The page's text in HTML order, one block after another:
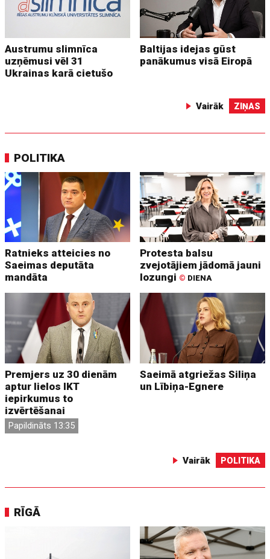
Austrumu slimnīca
uzņēmusi vēl 31
Ukrainas karā cietušo
Baltijas idejas gūst
panākumus visā Eiropā
Vairāk ZIŅAS
POLITIKA
Ratnieks atteicies no
Saeimas deputāta
mandāta
Protesta balsu
zvejotājiem jādomā jauni
lozungi © DIENA
Premjers uz 30 dienām
aptur lielos IKT
iepirkumus to
izvērtēšanai
Papildināts 13:35
Saeimā atgriežas Siliņa
un Lībiņa-Egnere
Vairāk POLITIKA
RĪGĀ